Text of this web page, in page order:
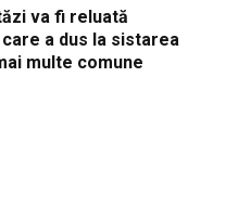
va fi reluată
a dus la sistarea
multe comune